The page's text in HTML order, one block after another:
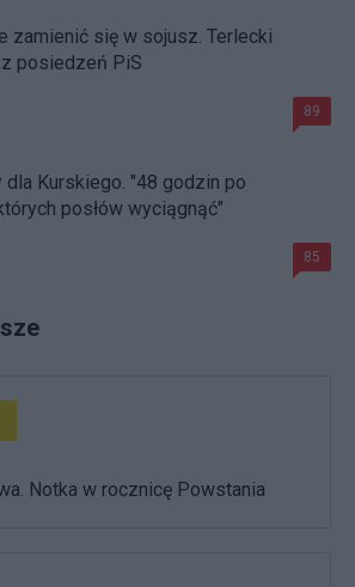
zamienić się w sojusz. Terlecki
posiedzeń PiS
89
Kurskiego. "48 godzin po
posłów wyciągnąć"
85
Notka w rocznicę Powstania